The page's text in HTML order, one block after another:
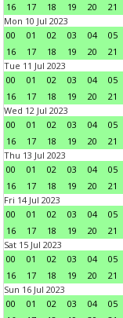
16
17 18 19 20 21
Mon 10 Jul 2023
00
01 02 03 04 05
16
17 18 19 20 21
Tue 11 Jul 2023
00
01 02 03 04 05
16
17 18 19 20 21
Wed 12 Jul 2023
00
01 02 03 04 05
16
17 18 19 20 21
Thu 13 Jul 2023
00
01 02 03 04 05
16
17 18 19 20 21
Fri 14 Jul 2023
00
01 02 03 04 05
16
17 18 19 20 21
Sat 15 Jul 2023
00
01 02 03 04 05
16
17 18 19 20 21
Sun 16 Jul 2023
00
01 02 03 04 05